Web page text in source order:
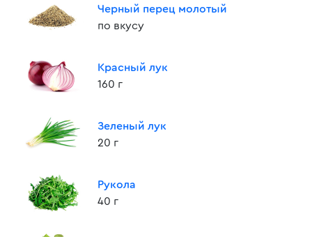
Черный перец молотый
по вкусу
Красный лук
160 г
Зеленый лук
20 г
Рукола
40 г